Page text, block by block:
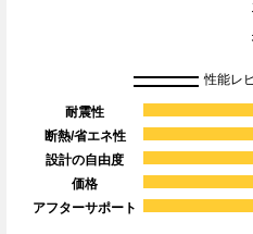
性能レ
耐震性
断熱/省エネ性
設計の自由度
価格
アフターサポート